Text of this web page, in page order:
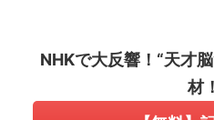
NHKで大反響！“天才
材！